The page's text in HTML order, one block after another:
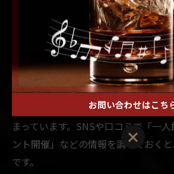
友達作りに最適な札幌バー選
友達作りに向いている札幌のバーを
ホームな雰囲気」「コミュニティ志向
心」などの特徴を持つ店舗を探すの
すきのエリアには、こうした条件を
まっています。SNSや口コミで「一
ント開催」などの情報を調べておく
です。
お問い合わせはこち